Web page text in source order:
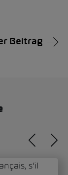
Beitrag